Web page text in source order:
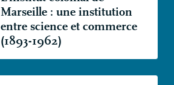
Marseille : une institution
entre science et commerce
(1893-1962)